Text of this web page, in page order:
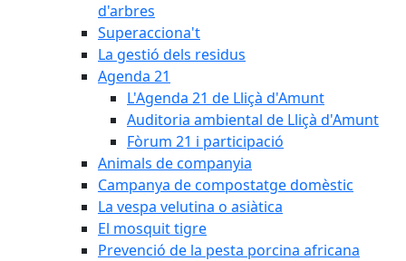
d'arbres
Superacciona't
La gestió dels residus
Agenda 21
L'Agenda 21 de Lliçà d'Amunt
Auditoria ambiental de Lliçà d'Amunt
Fòrum 21 i participació
Animals de companyia
Campanya de compostatge domèstic
La vespa velutina o asiàtica
El mosquit tigre
Prevenció de la pesta porcina africana